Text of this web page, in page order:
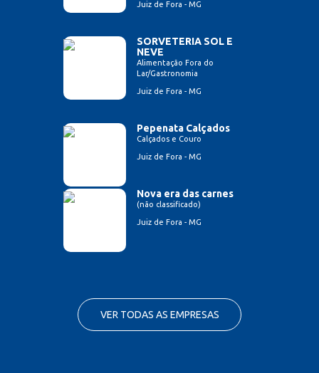
Juiz de Fora - MG
SORVETERIA SOL E
NEVE
Alimentação Fora do
Lar/Gastronomia
Juiz de Fora - MG
Pepenata Calçados
Calçados e Couro
Juiz de Fora - MG
Nova era das carnes
(não classificado)
Juiz de Fora - MG
VER TODAS AS EMPRESAS